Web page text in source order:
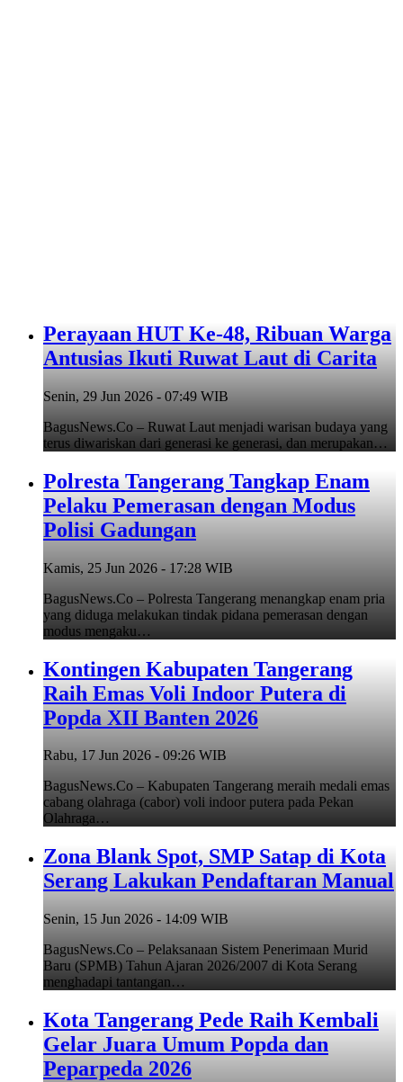
Perayaan HUT Ke-48, Ribuan Warga
Antusias Ikuti Ruwat Laut di Carita
Senin, 29 Jun 2026 - 07:49 WIB
BagusNews.Co – Ruwat Laut menjadi warisan budaya yang
terus diwariskan dari generasi ke generasi, dan merupakan…
Polresta Tangerang Tangkap Enam
Pelaku Pemerasan dengan Modus
Polisi Gadungan
Kamis, 25 Jun 2026 - 17:28 WIB
BagusNews.Co – Polresta Tangerang menangkap enam pria
yang diduga melakukan tindak pidana pemerasan dengan
modus mengaku…
Kontingen Kabupaten Tangerang
Raih Emas Voli Indoor Putera di
Popda XII Banten 2026
Rabu, 17 Jun 2026 - 09:26 WIB
BagusNews.Co – Kabupaten Tangerang meraih medali emas
cabang olahraga (cabor) voli indoor putera pada Pekan
Olahraga…
Zona Blank Spot, SMP Satap di Kota
Serang Lakukan Pendaftaran Manual
Senin, 15 Jun 2026 - 14:09 WIB
BagusNews.Co – Pelaksanaan Sistem Penerimaan Murid
Baru (SPMB) Tahun Ajaran 2026/2007 di Kota Serang
menghadapi tantangan…
Kota Tangerang Pede Raih Kembali
Gelar Juara Umum Popda dan
Peparpeda 2026